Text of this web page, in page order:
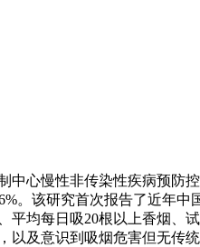
中心慢性非传染性疾病预防
。该研究首次报告了近年
平均每日吸20根以上香烟、
以及意识到吸烟危害但无传